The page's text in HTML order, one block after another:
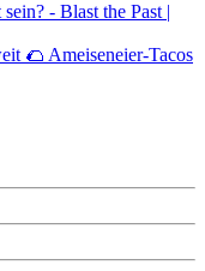
- Blast the Past |
🌮 Ameiseneier-Tacos